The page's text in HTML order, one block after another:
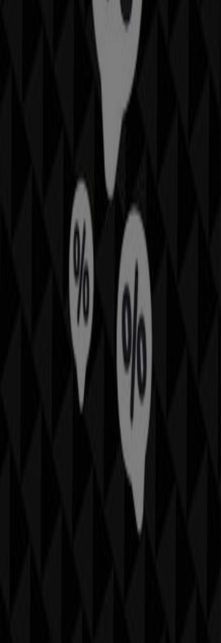
Otros negocios de Ropa, Zapatos y
Complementos en Gijón
Tous
en Tiendeo, donde
ofertas
de esta destacada marca del sector de
Zapatos y Complementos . Nuestra tienda física está
Gijón
una amplia gama de productos de calidad que te
permitirán ahorrar durante todo el
En Tiendeo te ofrecemos toda la información actualizada
, como los horarios de apertura, las ofertas
exclusivas y la ubicación exacta de la tienda en
. Además, tendrás acceso a los últimos
Tous , donde podrás descubrir las
promociones más recientes y aprovechar grandes
descuentos en productos de
Ropa, Zapatos y
para tus compras en Gijón
No pierdas la oportunidad de visitar la tienda de
para disfrutar de una experiencia de
compra completa. Te invitamos a explorar las
promociones que tenemos para ti este
mantenerte informado de las mejores ofertas de
. ¡Visítanos y empieza a ahorrar hoy mismo!
Más información de Tous
Ver otras tiendas de Tous en